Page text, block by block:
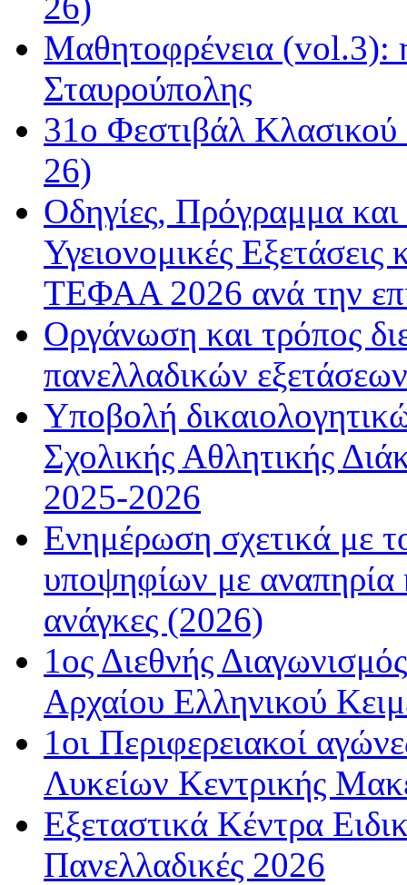
Μαθητοφρένεια (vol.3):
Σταυρούπολης
31ο Φεστιβάλ
26)
Οδηγίες, Πρόγραμμα και
Υγειονομικές Εξετάσεις
ΤΕΦΑΑ 2026 ανά την
Οργάνωση και τρόπος
πανελλαδικών
Υποβολή
Σχολικής Αθλητικής
2025-2026
Ενημέρωση σχετικά με
υποψηφίων με αναπηρία
ανάγκες (2026)
1ος Διεθνής
Αρχαίου Ελληνικού
1οι Περιφερειακοί
Λυκείων Κεντρικής
Εξεταστικά Κέντρα
Πανελλαδικές 2026